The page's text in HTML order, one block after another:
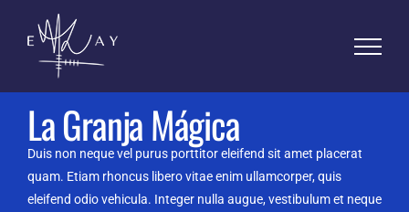
La Granja Mágica
Duis non neque vel purus porttitor eleifend sit amet placerat
quam. Etiam rhoncus libero vitae enim ullamcorper, quis
eleifend odio vehicula. Integer nulla augue, vestibulum et neque